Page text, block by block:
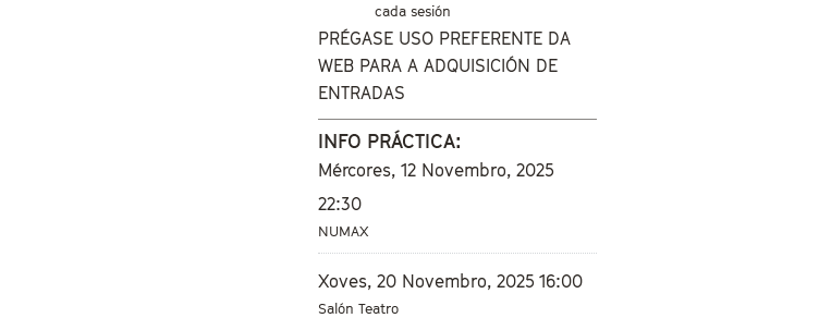
cada sesión
PRÉGASE USO PREFERENTE DA
WEB PARA A ADQUISICIÓN DE
ENTRADAS
INFO PRÁCTICA:
Mércores, 12 Novembro, 2025
22:30
NUMAX
Xoves, 20 Novembro, 2025 16:00
Salón Teatro